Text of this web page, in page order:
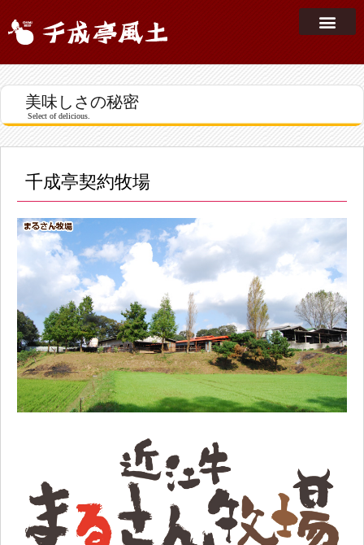
美味しさの秘密
Select of delicious.
千成亭契約牧場